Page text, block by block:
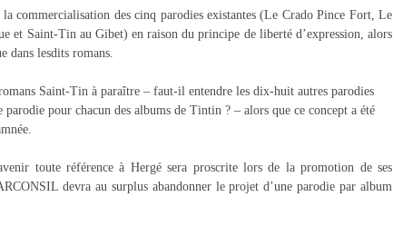
la commercialisation des cinq parodies existantes (Le Crado Pince Fort, Le
et Saint-Tin au Gibet) en raison du principe de liberté d’expression, alors
dans lesdits romans.
Saint-Tin à paraître – faut-il entendre les dix-huit autres parodies
pour chacun des albums de Tintin ? – alors que ce concept a été
toute référence à Hergé sera proscrite lors de la promotion de ses
devra au surplus abandonner le projet d’une parodie par album